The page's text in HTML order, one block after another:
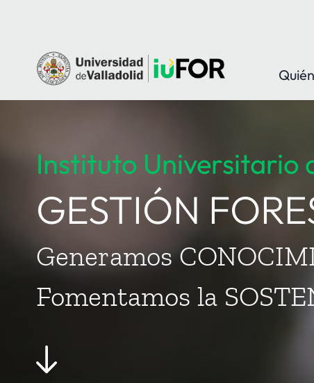
contenido
Instituto Universitario
GESTIÓN
Generamos
Fomentamos la